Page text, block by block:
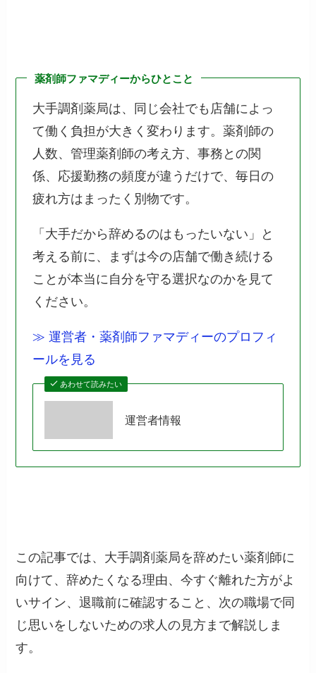
薬剤師ファマディーからひとこと
大手調剤薬局は、同じ会社でも店舗によっ
て働く負担が大きく変わります。薬剤師の
人数、管理薬剤師の考え方、事務との関
係、応援勤務の頻度が違うだけで、毎日の
疲れ方はまったく別物です。
「大手だから辞めるのはもったいない」と
考える前に、まずは今の店舗で働き続ける
ことが本当に自分を守る選択なのかを見て
ください。
≫ 運営者・薬剤師ファマディーのプロフィ
ールを見る
あわせて読みたい
運営者情報
この記事では、大手調剤薬局を辞めたい薬剤師に
向けて、辞めたくなる理由、今すぐ離れた方がよ
いサイン、退職前に確認すること、次の職場で同
じ思いをしないための求人の見方まで解説しま
す。